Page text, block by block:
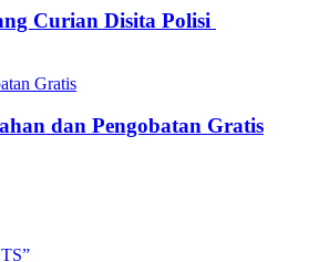
Curian Disita Polisi
dan Pengobatan Gratis